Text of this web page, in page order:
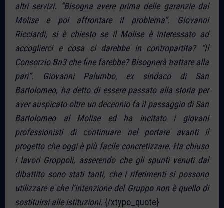
altri servizi. “Bisogna avere prima delle garanzie dal
Molise e poi affrontare il problema”. Giovanni
Ricciardi, si è chiesto se il Molise è interessato ad
accoglierci e cosa ci darebbe in contropartita? “Il
Consorzio Bn3 che fine farebbe? Bisognerà trattare alla
pari”. Giovanni Palumbo, ex sindaco di San
Bartolomeo, ha detto di essere passato alla storia per
aver auspicato oltre un decennio fa il passaggio di San
Bartolomeo al Molise ed ha incitato i giovani
professionisti di continuare nel portare avanti il
progetto che oggi è più facile concretizzare. Ha chiuso
i lavori Groppoli, asserendo che gli spunti venuti dal
dibattito sono stati tanti, che i riferimenti si possono
utilizzare e che l’intenzione del Gruppo non è quello di
sostituirsi alle istituzioni. {/xtypo_quote}